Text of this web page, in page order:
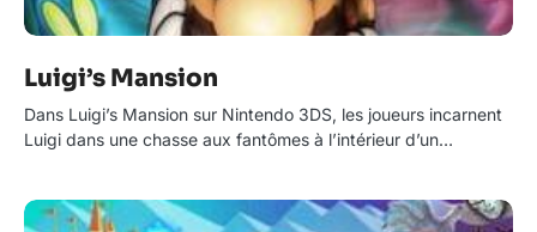
Luigi’s Mansion
Dans Luigi’s Mansion sur Nintendo 3DS, les joueurs incarnent
Luigi dans une chasse aux fantômes à l’intérieur d’un…